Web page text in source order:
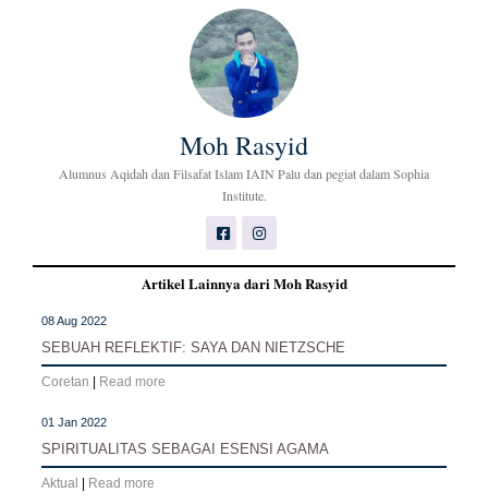
Moh Rasyid
Alumnus Aqidah dan Filsafat Islam IAIN Palu dan pegiat dalam Sophia
Institute.
Artikel Lainnya dari Moh Rasyid
08 Aug 2022
SEBUAH REFLEKTIF: SAYA DAN NIETZSCHE
Coretan Read more
01 Jan 2022
SPIRITUALITAS SEBAGAI ESENSI AGAMA
Aktual Read more